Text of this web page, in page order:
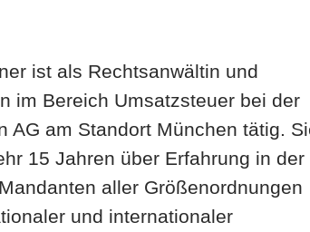
ist als Rechtsanwältin und
im Bereich Umsatzsteuer bei der
AG am Standort München tätig.
15 Jahren über Erfahrung in der
aller Größenordnungen
und internationaler